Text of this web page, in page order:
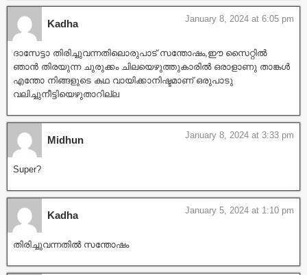
Kadha January 8, 2024 at 6:05 pm
ദാസേട്ടാ തിരിച്ചുവന്നതിലൊരുപാട് സന്തോഷം,ഈ സൈറ്റിൽ
ഞാൻ തിരയുന്ന ചുരുക്കം ചിലയെഴുത്തുകാരിൽ ഒരാളാണു താങ്കൾ
എന്തോ നിങ്ങളുടെ കഥ വായിക്കാനിഷ്ടമാണ് ഒരുപാടു
വലിച്ചുനീട്ടിയെഴുതാറില്ല
Midhun January 8, 2024 at 3:33 pm
Super?
Kadha January 5, 2024 at 1:10 pm
തിരിച്ചുവന്നതിൽ സന്തോഷം